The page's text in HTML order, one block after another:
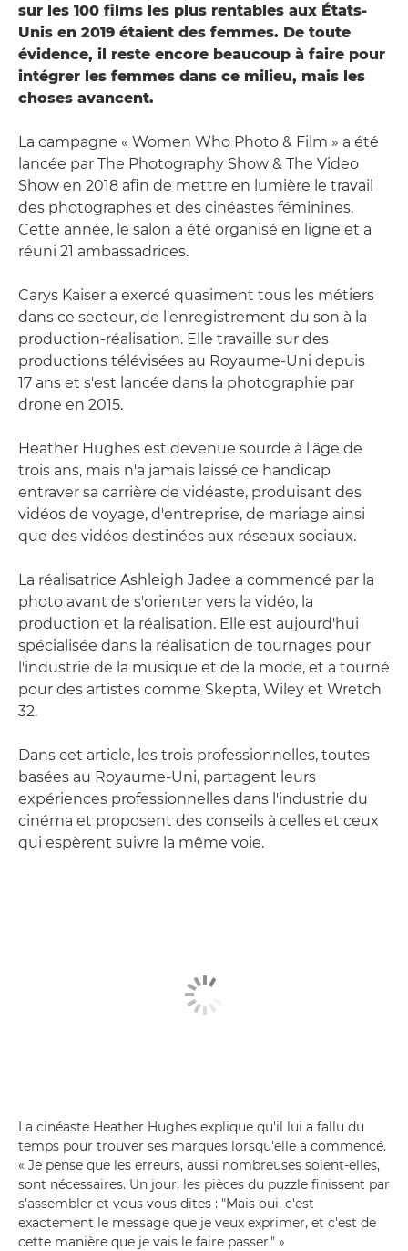
sur les 100 films les plus rentables aux États-
Unis en 2019 étaient des femmes. De toute
évidence, il reste encore beaucoup à faire pour
intégrer les femmes dans ce milieu, mais les
choses avancent.
La campagne « Women Who Photo & Film » a été
lancée par The Photography Show & The Video
Show en 2018 afin de mettre en lumière le travail
des photographes et des cinéastes féminines.
Cette année, le salon a été organisé en ligne et a
réuni 21 ambassadrices.
Carys Kaiser a exercé quasiment tous les métiers
dans ce secteur, de l'enregistrement du son à la
production-réalisation. Elle travaille sur des
productions télévisées au Royaume-Uni depuis
17 ans et s'est lancée dans la photographie par
drone en 2015.
Heather Hughes est devenue sourde à l'âge de
trois ans, mais n'a jamais laissé ce handicap
entraver sa carrière de vidéaste, produisant des
vidéos de voyage, d'entreprise, de mariage ainsi
que des vidéos destinées aux réseaux sociaux.
La réalisatrice Ashleigh Jadee a commencé par la
photo avant de s'orienter vers la vidéo, la
production et la réalisation. Elle est aujourd'hui
spécialisée dans la réalisation de tournages pour
l'industrie de la musique et de la mode, et a tourné
pour des artistes comme Skepta, Wiley et Wretch
32.
Dans cet article, les trois professionnelles, toutes
basées au Royaume-Uni, partagent leurs
expériences professionnelles dans l'industrie du
cinéma et proposent des conseils à celles et ceux
qui espèrent suivre la même voie.
La cinéaste Heather Hughes explique qu'il lui a fallu du
temps pour trouver ses marques lorsqu'elle a commencé.
« Je pense que les erreurs, aussi nombreuses soient-elles,
sont nécessaires. Un jour, les pièces du puzzle finissent par
s'assembler et vous vous dites : "Mais oui, c'est
exactement le message que je veux exprimer, et c'est de
cette manière que je vais le faire passer." »